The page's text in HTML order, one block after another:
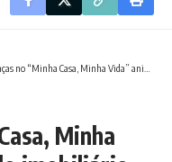
“Minha Casa, Minha Vida” animam mercado imobiliário em Campos
Minha